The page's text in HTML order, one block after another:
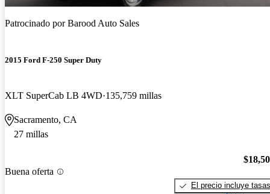
Patrocinado porBarood Auto Sales
2015 Ford F-250 Super Duty
XLT SuperCab LB 4WD 135,759 millas
Sacramento, CA
27 millas
Buena oferta
El precio incluye tasas